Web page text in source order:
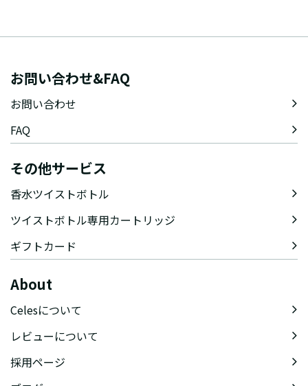
お問い合わせ&FAQ
お問い合わせ
FAQ
その他サービス
香水ツイストボトル
ツイストボトル専用カートリッジ
ギフトカード
About
Celesについて
レビューについて
採用ページ